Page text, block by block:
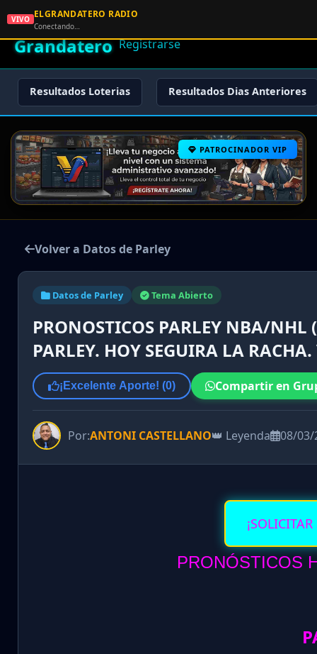
🌟 El
Grandatero Registrarse
Resultados Loterias Resultados Dias Anteriores
PATROCINADOR VIP
Volver a Datos de Parley
Datos de Parley Tema Abierto
PRONOSTICOS PARLEY NBA/
PARLEY. HOY SEGUIRA LA
¡Excelente Aporte! (0) Compartir en
Por:ANTONI CASTELLANO👑 Leyenda 08/03/
PRONÓSTICOS
VIVO ELGRANDATERO RADIO
Conectando…